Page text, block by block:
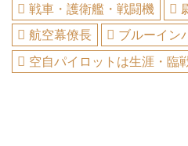
戦車・護衛艦・戦闘機
航空幕僚長
ブルーイン
空自パイロットは生涯・臨